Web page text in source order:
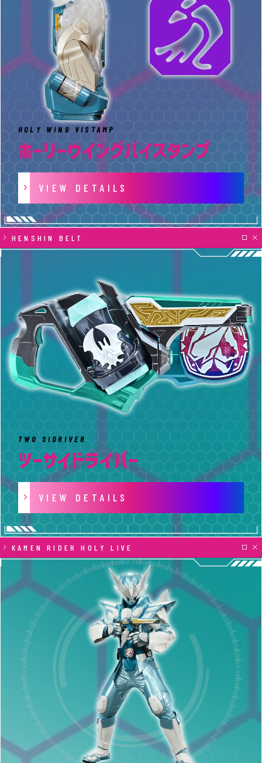
HOLY WING VISTAMP
ホーリーウイングバイスタンプ
VIEW DETAILS
HENSHIN BELT
TWO SIDRIVER
ツーサイドライバー
VIEW DETAILS
KAMEN RIDER HOLY LIVE